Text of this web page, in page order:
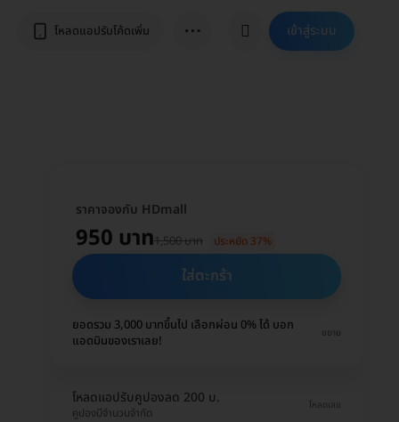
โหลดแอปรับโค้ดเพิ่ม ⋯ เข้าสู่ระบบ
ราคาจองกับ HDmall
950 บาท1,500 บาท ประหยัด 37%
ใส่ตะกร้า
ยอดรวม 3,000 บาทขึ้นไป เลือกผ่อน 0% ได้ บอก
แอดมินของเราเลย!
ขยาย
โหลดแอปรับคูปองลด 200 บ.
คูปองมีจำนวนจำกัด
โหลดเลย